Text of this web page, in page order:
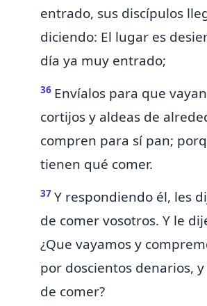
entrado, sus discípulos
diciendo: El lugar es
día ya muy entrado;
36 Envíalos para que
cortijos y aldeas de
compren para sí pan;
tienen qué comer.
37 Y respondiendo él, les
de comer vosotros. Y le
¿Que vayamos y
por doscientos denarios,
de comer?